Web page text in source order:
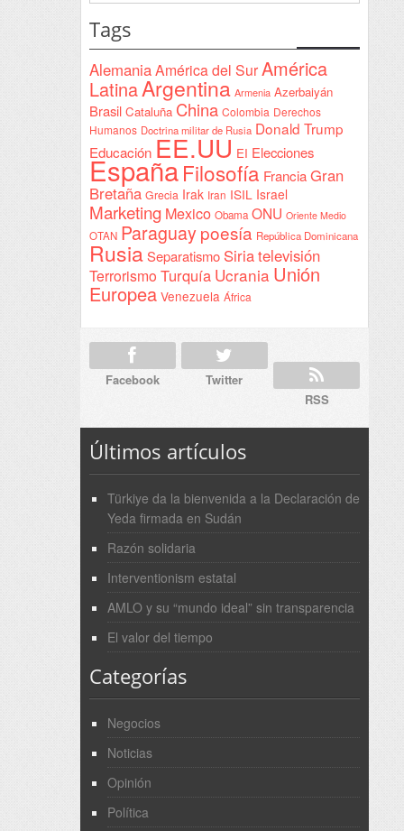
Yeda
en
Sudán
Tags
AlemaniaAmérica del SurAmérica
LatinaArgentina Armenia Azerbaiyán
Brasil Cataluña China Colombia Derechos
Humanos Doctrina militar de Rusia Donald Trump
Educación EE.UU EI Elecciones
España Filosofía Francia Gran
Bretaña Grecia Irak Iran ISIL Israel
Marketing Mexico Obama ONU Oriente Medio
OTAN Paraguay poesía República Dominicana
Rusia Separatismo Siriatelevisión
Terrorismo Turquía Ucrania Unión
Europea Venezuela África
Facebook
Twitter
RSS
Últimos artículos
Türkiye da la bienvenida a la Declaración de
Yeda firmada en Sudán
Razón solidaria
Interventionism estatal
AMLO y su “mundo ideal” sin transparencia
El valor del tiempo
Categorías
Negocios
Noticias
Opinión
Política